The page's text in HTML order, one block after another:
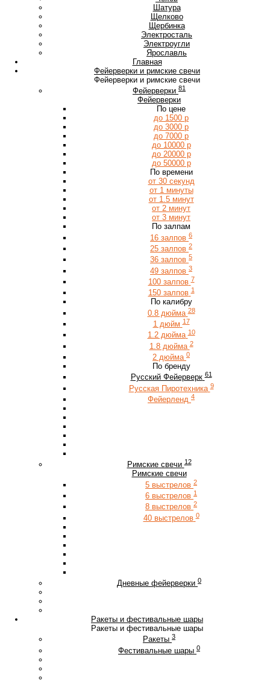
Шатура
Щелково
Щербинка
Электросталь
Электроугли
Ярославль
Главная
Фейерверки и римские свечи
Фейерверки и римские свечи
Фейерверки 81
Фейерверки
По цене
до 1500 р
до 3000 р
до 7000 р
до 10000 р
до 20000 р
до 50000 р
По времени
от 30 секунд
от 1 минуты
от 1.5 минут
от 2 минут
от 3 минут
По залпам
16 залпов 6
25 залпов 2
36 залпов 5
49 залпов 3
100 залпов 7
150 залпов 1
По калибру
0.8 дюйма 28
1 дюйм 17
1.2 дюйма 10
1.8 дюйма 2
2 дюйма 0
По бренду
Русский Фейерверк 61
Русская Пиротехника 9
Фейерленд 4
Римские свечи 12
Римские свечи
5 выстрелов 2
6 выстрелов 1
8 выстрелов 2
40 выстрелов 0
Дневные фейерверки 0
Ракеты и фестивальные шары
Ракеты и фестивальные шары
Ракеты 3
Фестивальные шары 0